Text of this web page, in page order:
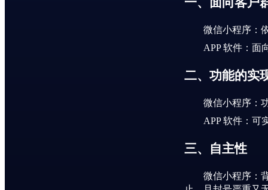
微信小程序：
APP 软件：面
二、功能的实
微信小程序：
APP 软件：可
三、自主性
微信小程序：